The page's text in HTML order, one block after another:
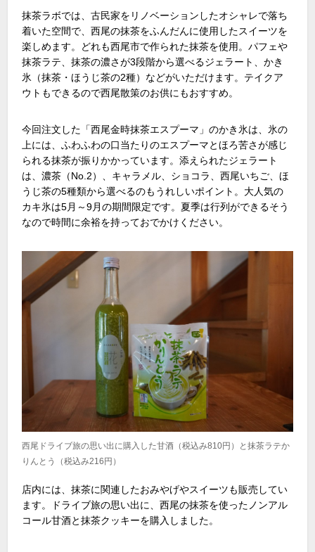
抹茶ラボでは、古民家をリノベーションしたオシャレで落ち
着いた空間で、西尾の抹茶をふんだんに使用したスイーツを
楽しめます。どれも西尾市で作られた抹茶を使用。パフェや
抹茶ラテ、抹茶の濃さが3段階から選べるジェラート、かき
氷（抹茶・ほうじ茶の2種）などがいただけます。テイクア
ウトもできるので西尾散策のお供にもおすすめ。
今回注文した「西尾金時抹茶エスプーマ」のかき氷は、氷の
上には、ふわふわの口当たりのエスプーマとほろ苦さが感じ
られる抹茶が振りかかっています。添えられたジェラート
は、濃茶（No.2）、キャラメル、ショコラ、西尾いちご、ほ
うじ茶の5種類から選べるのもうれしいポイント。大人気の
カキ氷は5月～9月の期間限定です。夏季は行列ができるそう
なので時間に余裕を持っておでかけください。
西尾ドライブ旅の思い出に購入した甘酒（税込み810円）と抹茶ラテか
りんとう（税込み216円 ）
店内には、抹茶に関連したおみやげやスイーツも販売してい
ます。ドライブ旅の思い出に、西尾の抹茶を使ったノンアル
コール甘酒と抹茶クッキーを購入しました。